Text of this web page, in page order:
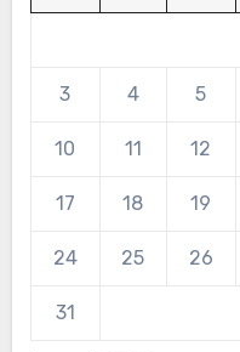
3 4 5
10 11 12
17 18 19
24 25 26
31